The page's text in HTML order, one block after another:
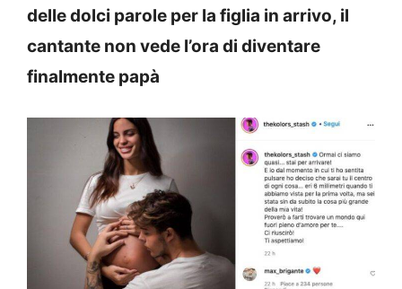
delle dolci parole per la figlia in arrivo, il
cantante non vede l’ora di diventare
finalmente papà